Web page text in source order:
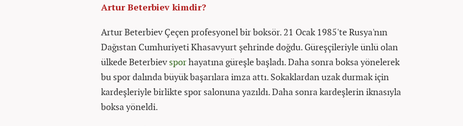
Artur Beterbiev kimdir?
Artur Beterbiev Çeçen profesyonel bir boksör. 21 Ocak 1985'te Rusya'nın
Dağıstan Cumhuriyeti Khasavyurt şehrinde doğdu. Güreşçileriyle ünlü olan
ülkede Beterbievsporhayatına güreşle başladı. Daha sonra boksa yönelerek
bu spor dalında büyük başarılara imza attı. Sokaklardan uzak durmak için
kardeşleriyle birlikte spor salonuna yazıldı. Daha sonra kardeşlerin iknasıyla
boksa yöneldi.